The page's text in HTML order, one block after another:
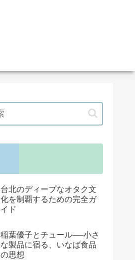
台北のディープなオタク文
化を制覇するための完全ガ
イド
稲葉優子とチュール──小さ
な製品に宿る、いなば食品
の思想